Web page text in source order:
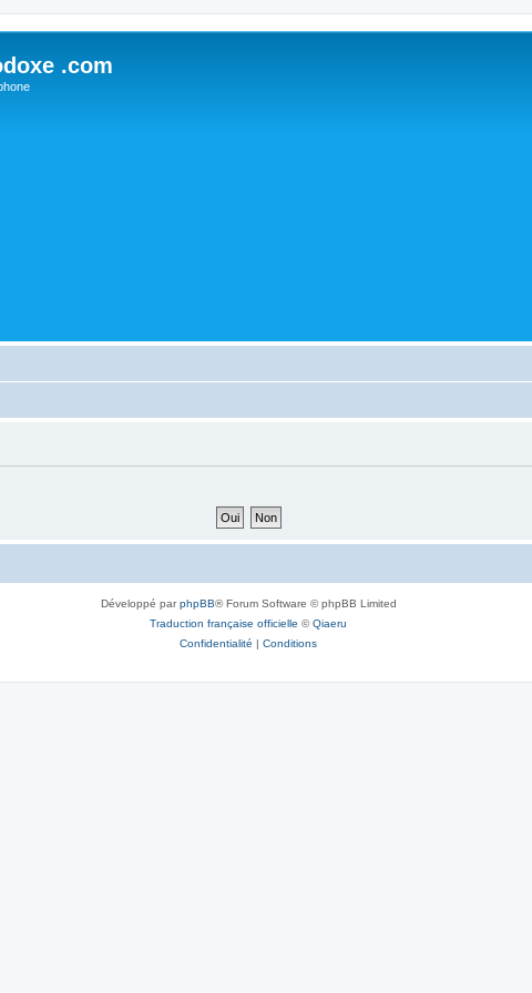
.com
Développé parphpBB® Forum Software © phpBB Limited
Traduction française officielle ©Qiaeru
Confidentialité | Conditions